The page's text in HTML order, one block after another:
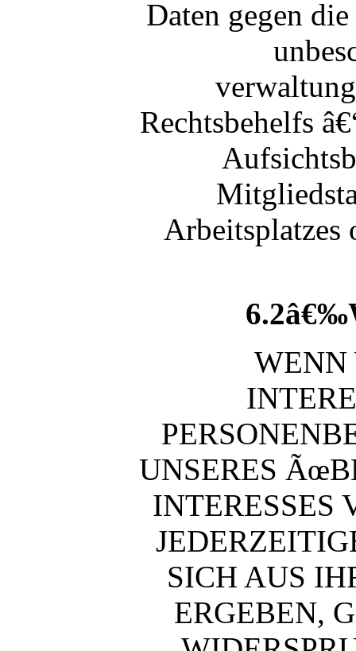
Daten gegen
Rechtsbehelfs
Arbeitsplatzes
UNSERES
INTERESSES
SICH AUS
ERGEBEN,